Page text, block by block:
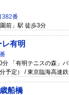
382番
前」駅 徒歩3分
有明
分 「有明テニスの森」
予定） / 東京臨海高速
船橋